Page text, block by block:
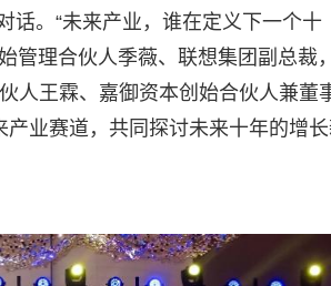
话。“未来产业，谁在定义下一个十
管理合伙人季薇、联想集团副总裁
人王霖、嘉御资本创始合伙人兼董
产业赛道，共同探讨未来十年的增